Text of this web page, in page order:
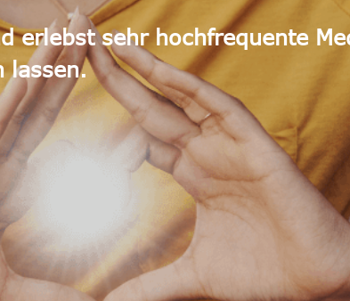
erlebst sehr hochfrequente
lassen.